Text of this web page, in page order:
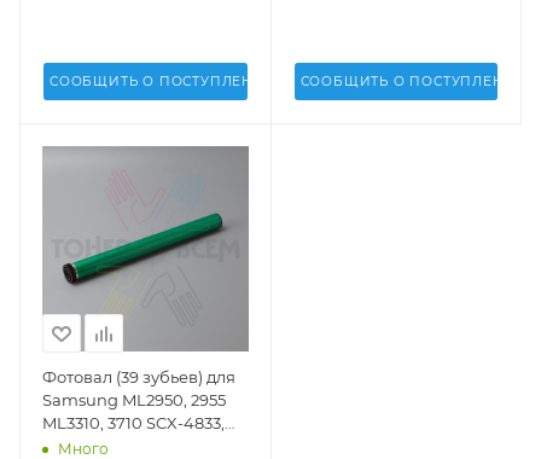
СООБЩИТЬ О ПОСТУПЛЕНИИ СООБЩИТЬ О ПОСТУПЛЕНИИ
Фотовал (39 зубьев) для
Samsung ML2950, 2955
ML3310, 3710 SCX-4833,
5637 ML3750 SCX-4705,
Много